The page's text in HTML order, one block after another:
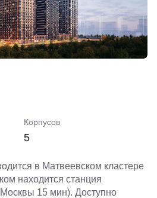
Корпусов
5
в Матвеевском кластере
находится станция
15 мин). Доступно